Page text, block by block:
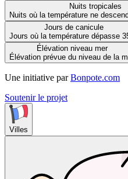
Nuits tropicales
Nuits où la température ne
Jours de canicule
Jours où la température dépasse
Élévation niveau mer
Élévation prévue du niveau de la
Une initiative par Bonpote.com
Soutenir le projet
Villes